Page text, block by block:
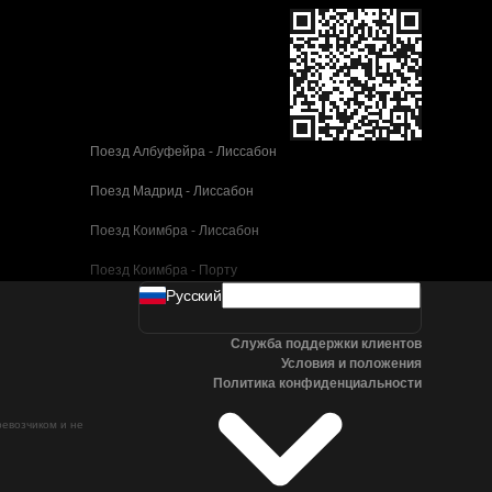
Поезд Албуфейра - Лиссабон
Поезд Мадрид - Лиссабон
Поезд Коимбра - Лиссабон
Поезд Коимбра - Порту
Поезд Валенсия - Барселона
Поезд Севилья - Барселона
Поезд Малага - Барселона
Поезд Малага - Мадрид
и не
Pусский
Служба поддержки клиентов
Условия и положения
Политика конфиденциальности